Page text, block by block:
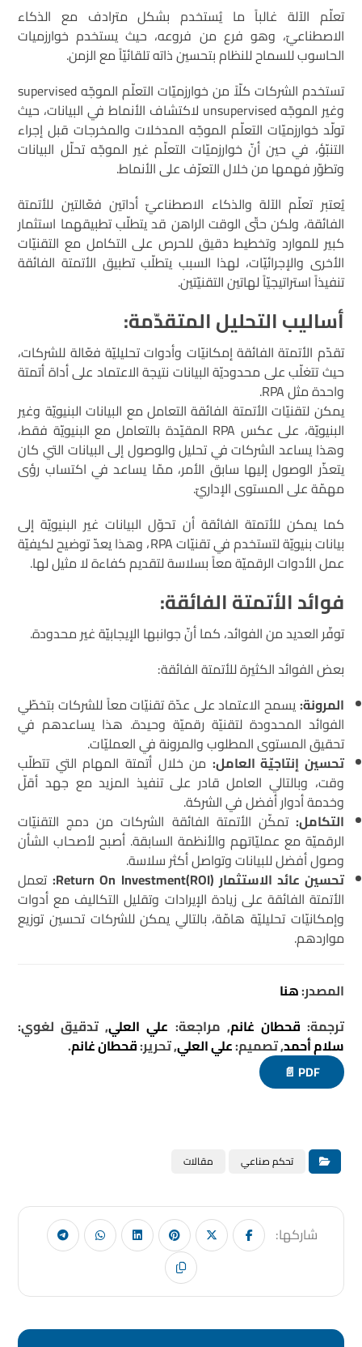
تعلّم الآلة غالباً ما يُستخدم بشكل مترادف مع الذكاء
الاصطناعيّ، وهو فرع من فروعه، حيث يستخدم خوارزميات
الحاسوب للسماح للنظام بتحسين ذاته تلقائيّاً مع الزمن.
تستخدم الشركات كلّاً من خوارزميّات التعلّم الموجّه supervised
وغير الموجّه unsupervised لاكتشاف الأنماط في البيانات، حيث
تولّد خوارزميّات التعلّم الموجّه المدخلات والمخرجات قبل إجراء
التنبّؤ، في حين أنّ خوارزميّات التعلّم غير الموجّه تحلّل البيانات
وتطوّر فهمها من خلال التعرّف على الأنماط.
يُعتبر تعلّم الآلة والذكاء الاصطناعيّ أداتين فعّالتين للأتمتة
الفائقة، ولكن حتّى الوقت الراهن قد يتطلّب تطبيقهما استثمار
كبير للموارد وتخطيط دقيق للحرص على التكامل مع التقنيّات
الأخرى والإجرائيّات، لهذا السبب يتطلّب تطبيق الأتمتة الفائقة
تنفيذاً استراتيجيّاً لهاتين التقنيّتين.
أساليب التحليل المتقدّمة:
تقدّم الأتمتة الفائقة إمكانيّات وأدوات تحليليّة فعّالة للشركات،
حيث تتغلّب على محدوديّة البيانات نتيجة الاعتماد على أداة أتمتة
واحدة مثل RPA.
يمكن لتقنيّات الأتمتة الفائقة التعامل مع البيانات البنيويّة وغير
البنيويّة، على عكس RPA المقيّدة بالتعامل مع البنيويّة فقط،
وهذا يساعد الشركات في تحليل والوصول إلى البيانات التي كان
يتعذّر الوصول إليها سابق الأمر، ممّا يساعد في اكتساب رؤى
مهمّة على المستوى الإداريّ.
كما يمكن للأتمتة الفائقة أن تحوّل البيانات غير البنيويّة إلى
بيانات بنيويّة لتستخدم في تقنيّات RPA، وهذا يعدّ توضيح لكيفيّة
عمل الأدوات الرقميّة معاً بسلاسة لتقديم كفاءة لا مثيل لها.
فوائد الأتمتة الفائقة:
توفّر العديد من الفوائد، كما أنّ جوانبها الإيجابيّة غير محدودة.
بعض الفوائد الكثيرة للأتمتة الفائقة:
المرونة:يسمح الاعتماد على عدّة تقنيّات معاً للشركات بتخطّي
الفوائد المحدودة لتقنيّة رقميّة وحيدة. هذا يساعدهم في
تحقيق المستوى المطلوب والمرونة في العمليّات.
تحسين إنتاجيّة العامل: من خلال أتمتة المهام التي تتطلّب
وقت، وبالتالي العامل قادر على تنفيذ المزيد مع جهد أقلّ
وخدمة أدوار أفضل في الشركة.
التكامل: تمكّن الأتمتة الفائقة الشركات من دمج التقنيّات
الرقميّة مع عمليّاتهم والأنظمة السابقة. أصبح لأصحاب الشأن
وصول أفضل للبيانات وتواصل أكثر سلاسة.
تحسين عائد الاستثمار (ROI)Return On Investment:
تعمل
الأتمتة الفائقة على زيادة الإيرادات وتقليل التكاليف مع أدوات
وإمكانيّات تحليليّة هامّة، بالتالي يمكن للشركات تحسين توزيع
مواردهم.
المصدر:هنا
ترجمة: قحطان غانم, مراجعة: علي العلي, تدقيق لغوي:
سلام أحمد, تصميم:علي العلي, تحرير:قحطان غانم.
PDF 📄
تحكم صناعي مقالات